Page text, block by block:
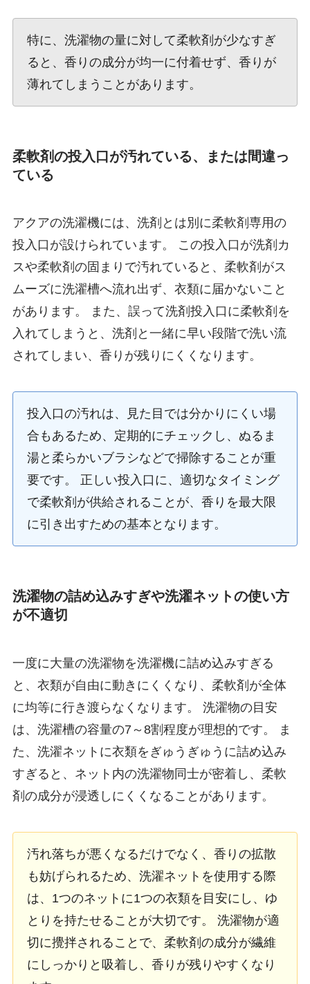
特に、洗濯物の量に対して柔軟剤が少なすぎ
ると、香りの成分が均一に付着せず、香りが
薄れてしまうことがあります。
柔軟剤の投入口が汚れている、または間違っ
ている
アクアの洗濯機には、洗剤とは別に柔軟剤専用の
投入口が設けられています。 この投入口が洗剤カ
スや柔軟剤の固まりで汚れていると、柔軟剤がス
ムーズに洗濯槽へ流れ出ず、衣類に届かないこと
があります。 また、誤って洗剤投入口に柔軟剤を
入れてしまうと、洗剤と一緒に早い段階で洗い流
されてしまい、香りが残りにくくなります。
投入口の汚れは、見た目では分かりにくい場
合もあるため、定期的にチェックし、ぬるま
湯と柔らかいブラシなどで掃除することが重
要です。 正しい投入口に、適切なタイミング
で柔軟剤が供給されることが、香りを最大限
に引き出すための基本となります。
洗濯物の詰め込みすぎや洗濯ネットの使い方
が不適切
一度に大量の洗濯物を洗濯機に詰め込みすぎる
と、衣類が自由に動きにくくなり、柔軟剤が全体
に均等に行き渡らなくなります。 洗濯物の目安
は、洗濯槽の容量の7～8割程度が理想的です。 ま
た、洗濯ネットに衣類をぎゅうぎゅうに詰め込み
すぎると、ネット内の洗濯物同士が密着し、柔軟
剤の成分が浸透しにくくなることがあります。
汚れ落ちが悪くなるだけでなく、香りの拡散
も妨げられるため、洗濯ネットを使用する際
は、1つのネットに1つの衣類を目安にし、ゆ
とりを持たせることが大切です。 洗濯物が適
切に攪拌されることで、柔軟剤の成分が繊維
にしっかりと吸着し、香りが残りやすくなり